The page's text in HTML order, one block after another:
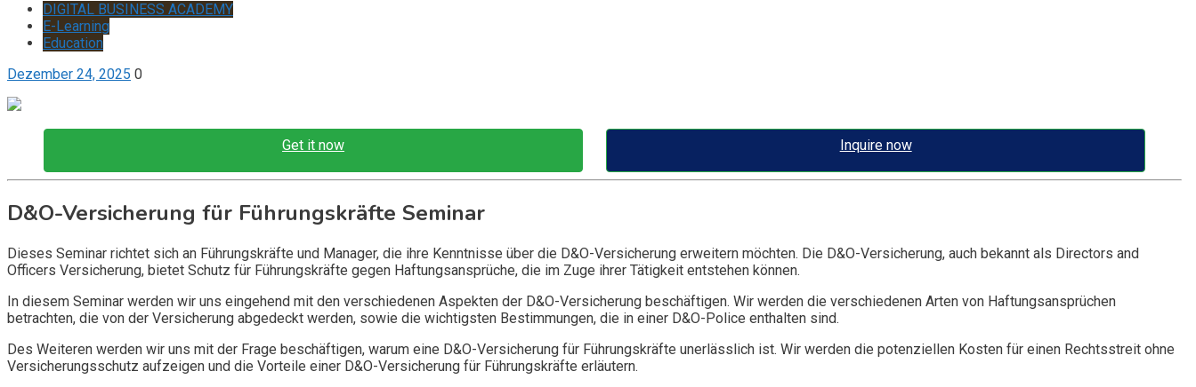
DIGITAL BUSINESS ACADEMY
E-Learning
Education
Dezember 24, 2025 0
Get it now Inquire now
D&O-Versicherung für Führungskräfte Seminar
Dieses Seminar richtet sich an Führungskräfte und Manager, die ihre Kenntnisse über die D&O-Versicherung erweitern möchten. Die D&O-Versicherung, auch bekannt als Directors and
Officers Versicherung, bietet Schutz für Führungskräfte gegen Haftungsansprüche, die im Zuge ihrer Tätigkeit entstehen können.
In diesem Seminar werden wir uns eingehend mit den verschiedenen Aspekten der D&O-Versicherung beschäftigen. Wir werden die verschiedenen Arten von Haftungsansprüchen
betrachten, die von der Versicherung abgedeckt werden, sowie die wichtigsten Bestimmungen, die in einer D&O-Police enthalten sind.
Des Weiteren werden wir uns mit der Frage beschäftigen, warum eine D&O-Versicherung für Führungskräfte unerlässlich ist. Wir werden die potenziellen Kosten für einen Rechtsstreit ohne
Versicherungsschutz aufzeigen und die Vorteile einer D&O-Versicherung für Führungskräfte erläutern.